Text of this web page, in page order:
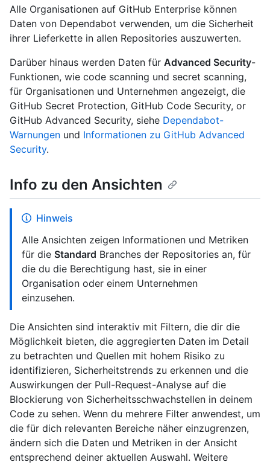
Alle Organisationen auf GitHub Enterprise können
Daten von Dependabot verwenden, um die Sicherheit
ihrer Lieferkette in allen Repositories auszuwerten.
Darüber hinaus werden Daten für Advanced Security-
Funktionen, wie code scanning und secret scanning,
für Organisationen und Unternehmen angezeigt, die
GitHub Secret Protection, GitHub Code Security, or
GitHub Advanced Security, siehe Dependabot-
Warnungen und Informationen zu GitHub Advanced
Security.
Info zu den Ansichten
Hinweis
Alle Ansichten zeigen Informationen und Metriken
für die Standard Branches der Repositories an, für
die du die Berechtigung hast, sie in einer
Organisation oder einem Unternehmen
einzusehen.
Die Ansichten sind interaktiv mit Filtern, die dir die
Möglichkeit bieten, die aggregierten Daten im Detail
zu betrachten und Quellen mit hohem Risiko zu
identifizieren, Sicherheitstrends zu erkennen und die
Auswirkungen der Pull-Request-Analyse auf die
Blockierung von Sicherheitsschwachstellen in deinem
Code zu sehen. Wenn du mehrere Filter anwendest, um
die für dich relevanten Bereiche näher einzugrenzen,
ändern sich die Daten und Metriken in der Ansicht
entsprechend deiner aktuellen Auswahl. Weitere